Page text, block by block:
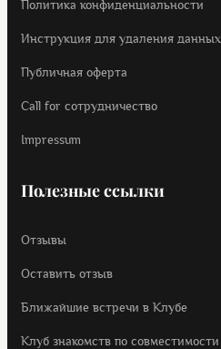
Политика конфиденциальности
Инструкция для удаления данных
Публичная оферта
Call for cотрудничество
Impressum
Полезные ссылки
Отзывы
Оставить отзыв
Ближайшие встречи в Клубе
Клуб знакомств по совместимости